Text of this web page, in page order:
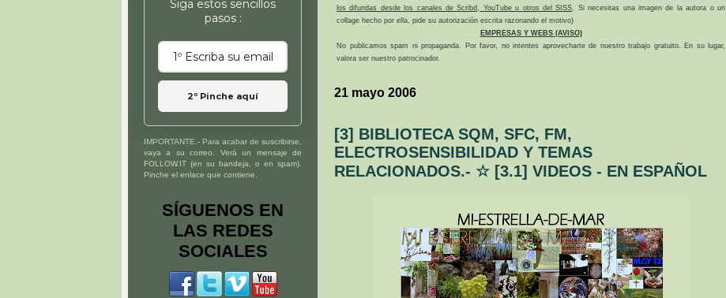
los difundas desde los canales de Scribd, YouTube u otros del SISS. Si necesitas una imagen de la autora o un
collage hecho por ella, pide su autorización escrita razonando el motivo)
EMPRESAS Y WEBS (AVISO)
No publicamos spam ni propaganda. Por favor, no intentes aprovecharte de nuestro trabajo gratuito. En su lugar,
valora ser nuestro patrocinador.
21 mayo 2006
[3] BIBLIOTECA SQM, SFC, FM,
ELECTROSENSIBILIDAD Y TEMAS
RELACIONADOS.- ☆ [3.1] VIDEOS - EN ESPAÑOL
Siga estos sencillos
pasos :
2º Pinche aquí
IMPORTANTE.- Para acabar de suscribirse,
vaya a su correo. Verá un mensaje de
FOLLOW.IT (en su bandeja, o en spam).
Pinche el enlace que contiene.
SÍGUENOS EN
LAS REDES
SOCIALES